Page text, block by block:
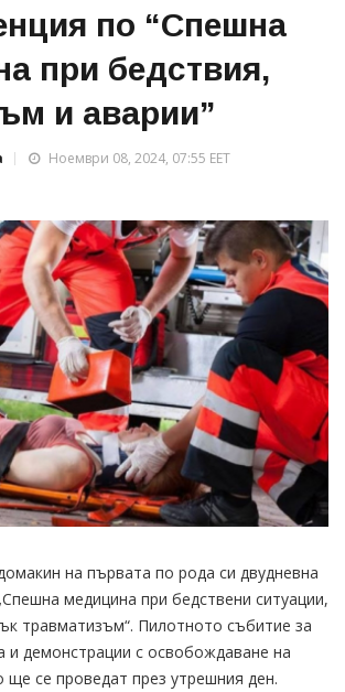
по “Спешна
при бедствия,
и аварии”
Ноември 08, 2024, 07:55 EET
на първата по рода си двудневна
медицина при бедствени ситуации,
травматизъм“. Пилотното събитие за
и демонстрации с освобождаване на
ще се проведат през утрешния ден.